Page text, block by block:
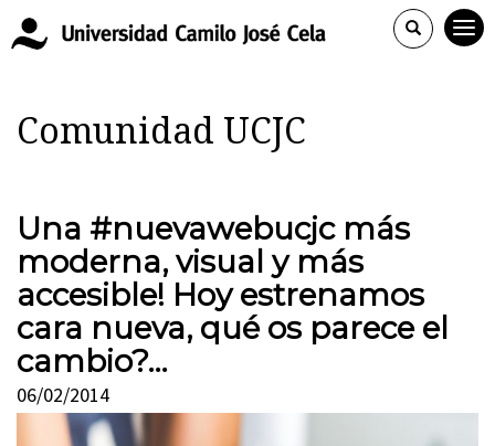
Comunidad UCJC
Una #nuevawebucjc más
moderna, visual y más
accesible! Hoy estrenamos
cara nueva, qué os parece el
cambio?…
06/02/2014